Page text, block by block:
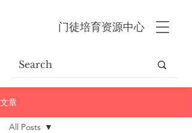
门徒培育资源中心
文章
All Posts